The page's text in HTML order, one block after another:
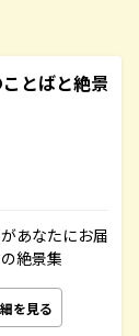
とばと絶景
あなたにお届
絶景集
を見る